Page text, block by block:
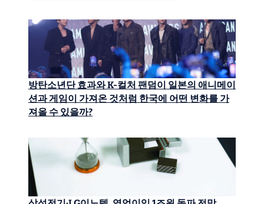
방탄소년단 효과와 K-컬처 팬덤이 일본의 애니메이
션과 게임이 가져온 것처럼 한국에 어떤 변화를 가
져올 수 있을까?